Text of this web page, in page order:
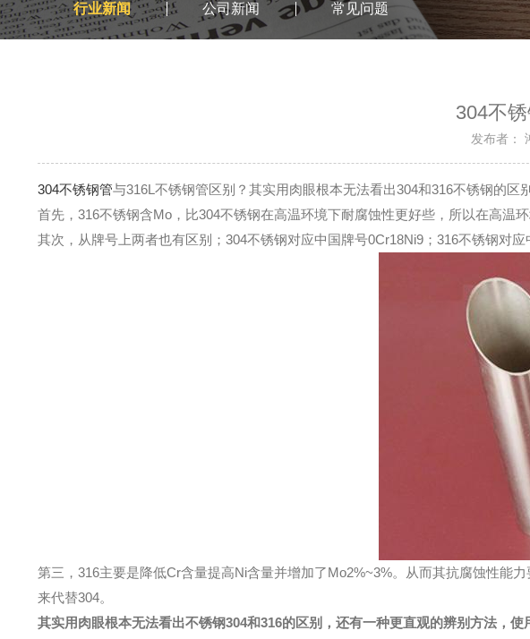
行业新闻 公司新闻 常见问题
304不
发布者：
304不锈钢管与316L不锈钢管区别？其实用肉眼根本无法看出304和316不锈钢的
首先，316不锈钢含Mo，比304不锈钢在高温环境下耐腐蚀性更好些，所以在高温
其次，从牌号上两者也有区别；304不锈钢对应中国牌号0Cr18Ni9；316不锈钢对应
第三，316主要是降低Cr含量提高Ni含量并增加了Mo2%~3%。从而其抗腐蚀性能
来代替304。
其实用肉眼根本无法看出不锈钢304和316的区别，还有一种更直观的辨别方法，使